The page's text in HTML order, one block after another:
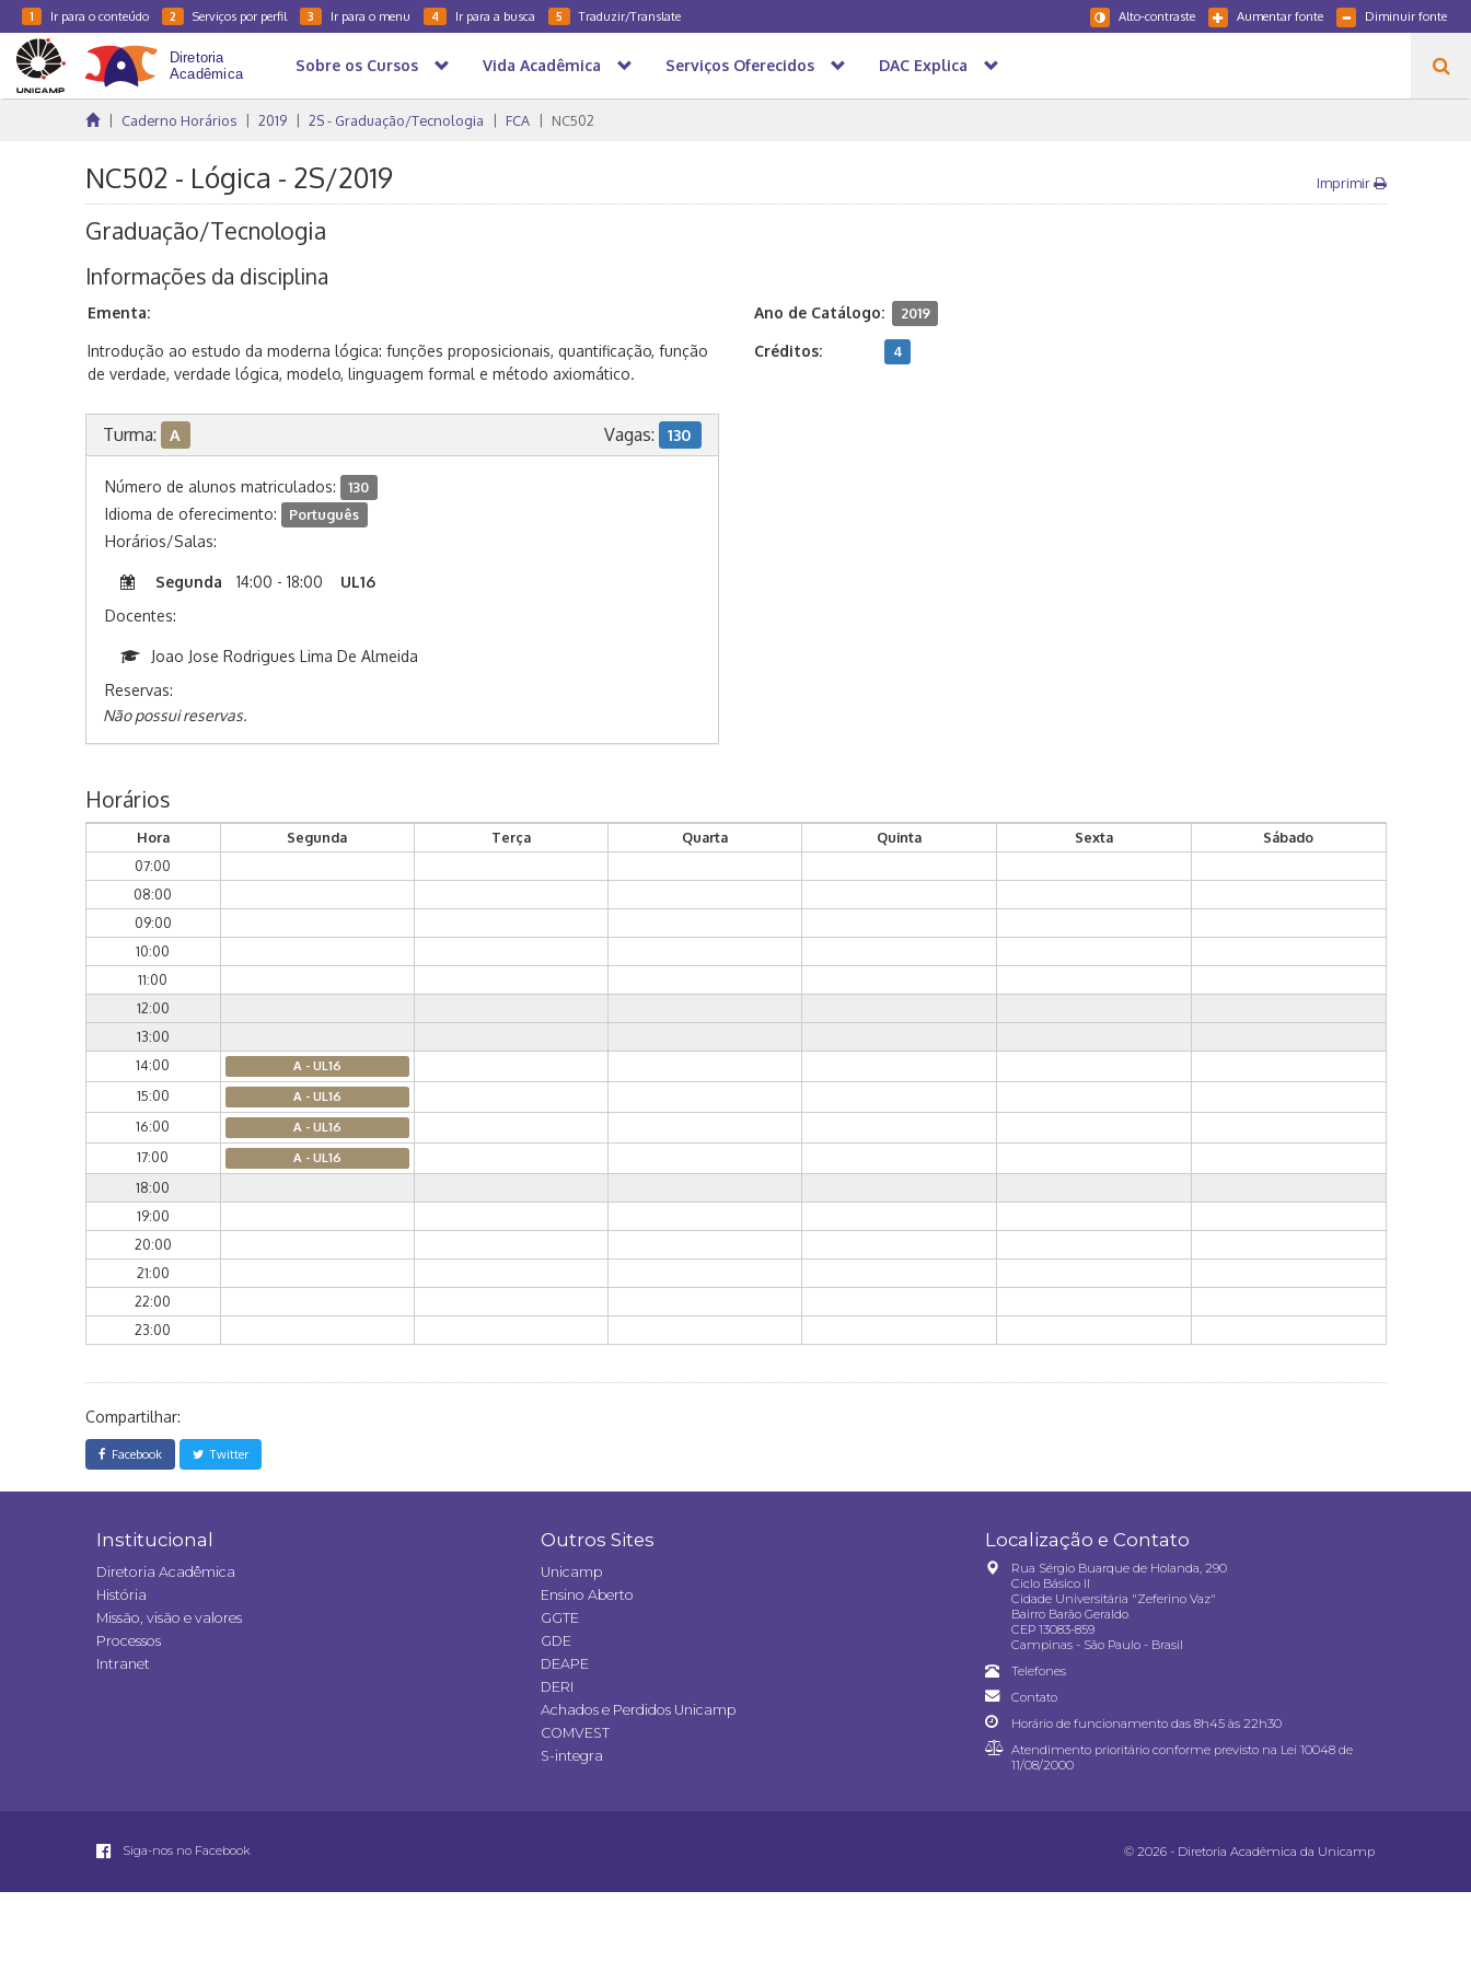
1 Ir para o conteúdo 2 Serviços por perfil 3 Ir para o menu 4 Ir para a busca 5 Traduzir/Translate Diminuir fonte
Aumentar fonte
Alto-contraste
Sobre os Cursos Vida Acadêmica Serviços Oferecidos DAC Explica
Caderno Horários 2019 2S - Graduação/Tecnologia FCA NC502
NC502 - Lógica - 2S/2019 Imprimir
Graduação/Tecnologia
Informações da disciplina
Ementa:
Introdução ao estudo da moderna lógica: funções proposicionais, quantificação, função
de verdade, verdade lógica, modelo, linguagem formal e método axiomático.
Ano de Catálogo: 2019
Créditos: 4
Turma: A Vagas: 130
Número de alunos matriculados: 130
Idioma de oferecimento: Português
Horários/Salas:
Segunda 14:00 - 18:00
UL16
Docentes:
Joao Jose Rodrigues Lima De Almeida
Reservas:
Não possui reservas.
Horários
Hora Segunda Terça Quarta Quinta Sexta
Sábado
07:00
08:00
09:00
10:00
11:00
12:00
13:00
14:00
A - UL16
15:00 A - UL16
16:00 A - UL16
17:00 A - UL16
18:00
19:00
20:00
21:00
22:00
23:00
Compartilhar:
Facebook Twitter
Institucional
Diretoria Acadêmica
História
Missão, visão e valores
Processos
Intranet
Outros Sites
Unicamp
Ensino Aberto
GGTE
GDE
DEAPE
DERI
Achados e Perdidos Unicamp
COMVEST
S-integra
Localização e Contato
Rua Sérgio Buarque de Holanda, 290
Ciclo Básico II
Cidade Universitária "Zeferino Vaz"
Bairro Barão Geraldo
CEP 13083-859
Campinas - São Paulo - Brasil
Telefones
Contato
Horário de funcionamento das 8h45 às 22h30
Atendimento prioritário conforme previsto na Lei 10048 de
11/08/2000
Siga-nos no Facebook © 2026 - Diretoria Acadêmica da Unicamp